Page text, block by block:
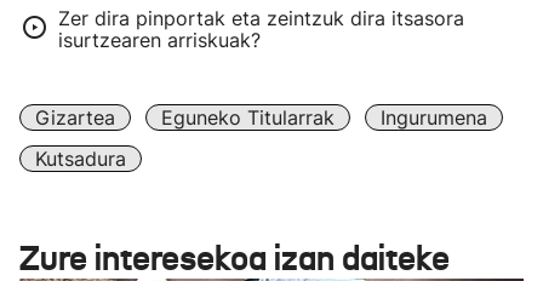
Zer dira pinportak eta zeintzuk dira itsasora
isurtzearen arriskuak?
Gizartea Eguneko Titularrak
Ingurumena
Kutsadura
Zure interesekoa izan daiteke